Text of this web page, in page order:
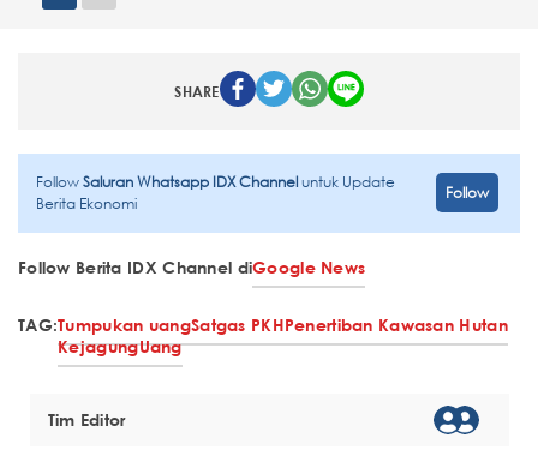
SHARE
FollowSaluran Whatsapp IDX Channeluntuk Update
Berita Ekonomi
Follow
Follow Berita IDX Channel diGoogle News
TAG:Tumpukan uangSatgas PKHPenertiban Kawasan Hutan
KejagungUang
Tim Editor